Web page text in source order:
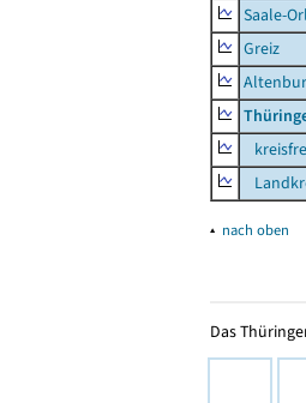
Saale-
Greiz
▴ nach oben
Das